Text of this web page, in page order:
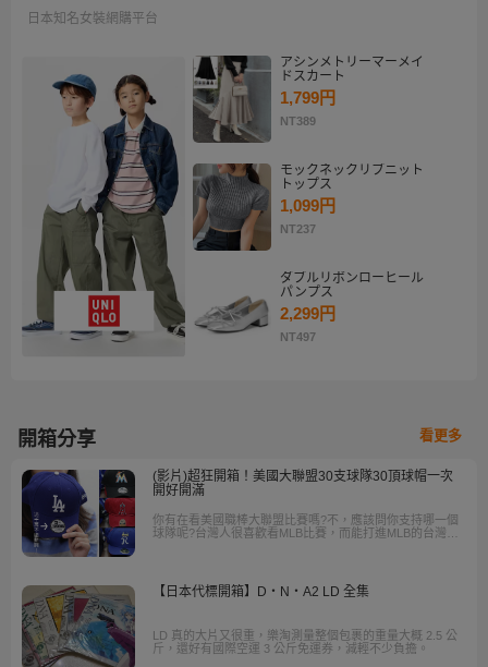
日本知名女裝網購平台
アシンメトリーマーメイ
ドスカート
1,799円
NT389
モックネックリブニット
トップス
1,099円
NT237
ダブルリボンローヒール
パンプス
2,299円
NT497
開箱分享 看更多
(影片)超狂開箱！美國大聯盟30支球隊30頂球帽一次
開好開滿
你有在看美國職棒大聯盟比賽嗎?不，應該問你支持哪一個
球隊呢?台灣人很喜歡看MLB比賽，而能打進MLB的台灣好
球隊30頂球帽 ......一次開好開滿，別太羨慕他們喔。
【日本代標開箱】D・N・A2 LD 全集
LD 真的大片又很重，樂淘測量整個包裹的重量大概 2.5 公
斤，還好有國際空運 3 公斤免運券，減輕不少負擔。